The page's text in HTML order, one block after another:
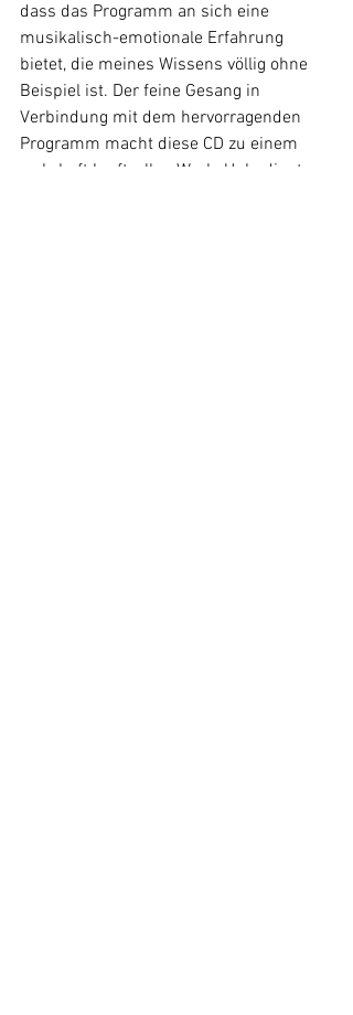
dass das Programm an sich eine
musikalisch-emotionale Erfahrung
bietet, die meines Wissens völlig ohne
Beispiel ist. Der feine Gesang in
Verbindung mit dem hervorragenden
Programm macht diese CD zu einem
wahrhaft kraftvollen Werk. Unbedingt zu